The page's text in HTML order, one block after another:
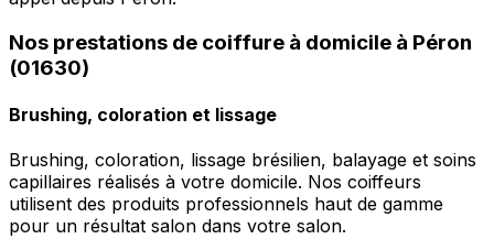
Nos prestations de coiffure à domicile à Péron
(01630)
Brushing, coloration et lissage
Brushing, coloration, lissage brésilien, balayage et soins
capillaires réalisés à votre domicile. Nos coiffeurs
utilisent des produits professionnels haut de gamme
pour un résultat salon dans votre salon.